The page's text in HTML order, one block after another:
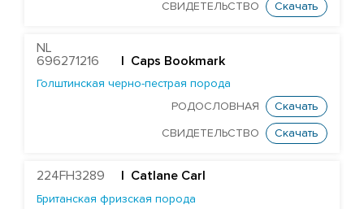
FARNEAR-TBR-BH FLAMER-ET
EDG JABIR GAMBLER 57455-ET
EDG TANGO GASKET 57590-ET
ST GENOMICPRO GRANT-ET
FARNEAR HAMMOND-ET
СВИДЕТЕЛЬСТВО Скачать
NL
696271216
| Caps Bookmark
Голштинская черно-пестрая порода
РОДОСЛОВНАЯ
Скачать
СВИДЕТЕЛЬСТВО Скачать
224FH3289 | Catlane Carl
Британская фризская порода